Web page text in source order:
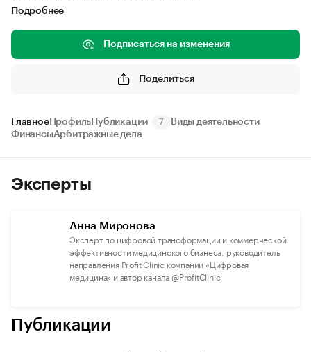
Подробнее
Подписаться на изменения
Поделиться
ГлавноеПрофиль Публикации 7
Виды деятельности
ФинансыАрбитражные дела
Эксперты
Анна Миронова
Эксперт по цифровой трансформации и коммерческой
эффективности медицинского бизнеса, руководитель
направления Profit Clinic компании «Цифровая
медицина» и автор канала @ProfitClinic
Публикации